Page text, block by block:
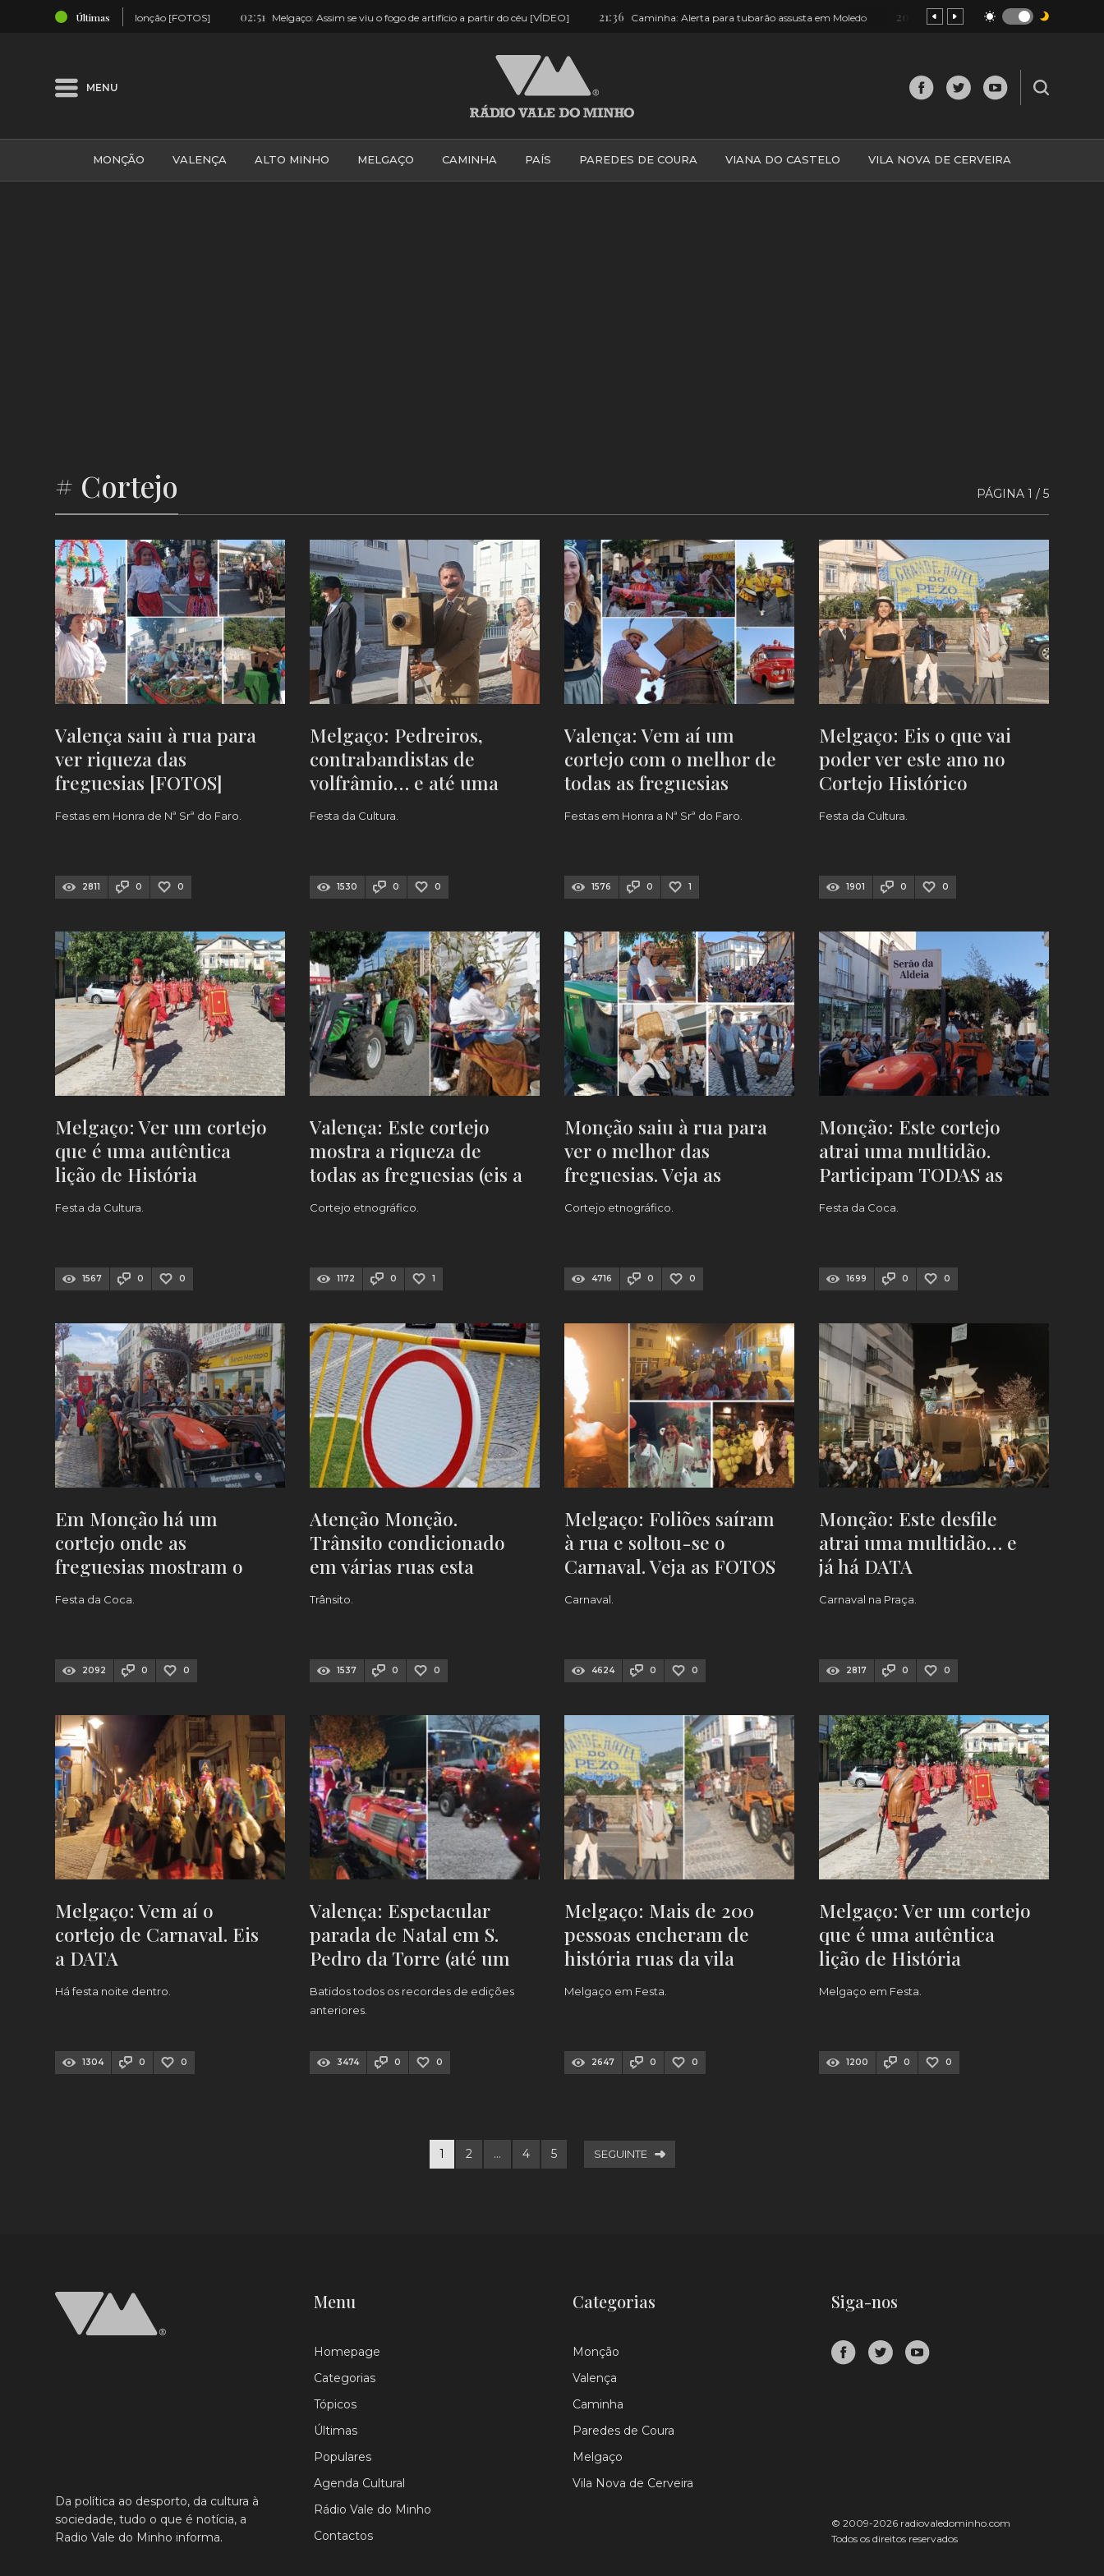
Últimas
Monção [FOTOS] 02:51 Melgaço: Assim se viu o fogo de artifício a partir do céu [VÍDEO] 21:36 Caminha: Alerta para tubarão assusta em Moledo 20:46 Valença saiu à rua para ver riqueza das freguesias [FOTOS]
MENU
MONÇÃO VALENÇA ALTO MINHO MELGAÇO CAMINHA PAÍS PAREDES DE COURA VIANA DO CASTELO VILA NOVA DE CERVEIRA
# Cortejo PÁGINA 1 / 5
Valença saiu à rua para
ver riqueza das
freguesias [FOTOS]
Festas em Honra de Nª Srª do Faro.
2811 0 0
Melgaço: Pedreiros,
contrabandistas de
volfrâmio… e até uma
‘Confraria do
Festa da Cultura.
1530 0 0
Valença: Vem aí um
cortejo com o melhor de
todas as freguesias
Festas em Honra a Nª Srª do Faro.
1576 0 1
Melgaço: Eis o que vai
poder ver este ano no
Cortejo Histórico
Festa da Cultura.
1901 0 0
Melgaço: Ver um cortejo
que é uma autêntica
lição de História
Festa da Cultura.
1567 0 0
Valença: Este cortejo
mostra a riqueza de
todas as freguesias (eis a
DATA)
Cortejo etnográfico.
1172 0 1
Monção saiu à rua para
ver o melhor das
freguesias. Veja as
FOTOS
Cortejo etnográfico.
4716 0 0
Monção: Este cortejo
atrai uma multidão.
Participam TODAS as
freguesias
Festa da Coca.
1699 0 0
Em Monção há um
cortejo onde as
freguesias mostram o
melhor que têm. Eis a
Festa da Coca.
2092 0 0
Atenção Monção.
Trânsito condicionado
em várias ruas esta
quinta-feira (de manhã)
Trânsito.
1537 0 0
Melgaço: Foliões saíram
à rua e soltou-se o
Carnaval. Veja as FOTOS
Carnaval.
4624 0 0
Monção: Este desfile
atrai uma multidão… e
já há DATA
Carnaval na Praça.
2817 0 0
Melgaço: Vem aí o
cortejo de Carnaval. Eis
a DATA
Há festa noite dentro.
1304 0 0
Valença: Espetacular
parada de Natal em S.
Pedro da Torre (até um
cavalo com luzes houve!)
Batidos todos os recordes de edições
anteriores.
3474 0 0
Melgaço: Mais de 200
pessoas encheram de
história ruas da vila
[FOTOS]
Melgaço em Festa.
2647 0 0
Melgaço: Ver um cortejo
que é uma autêntica
lição de História
Melgaço em Festa.
1200 0 0
1 2 … 4 5 SEGUINTE
Da política ao desporto, da cultura à
sociedade, tudo o que é notícia, a
Radio Vale do Minho informa.
Menu
Homepage
Categorias
Tópicos
Últimas
Populares
Agenda Cultural
Rádio Vale do Minho
Contactos
Categorias
Monção
Valença
Caminha
Paredes de Coura
Melgaço
Vila Nova de Cerveira
Siga-nos
© 2009-2026 radiovaledominho.com
Todos os direitos reservados